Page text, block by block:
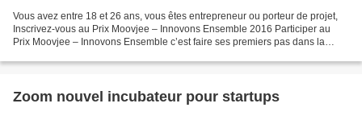
Vous avez entre 18 et 26 ans, vous êtes entrepreneur ou porteur de projet,
Inscrivez-vous au Prix Moovjee – Innovons Ensemble 2016 Participer au
Prix Moovjee – Innovons Ensemble c’est faire ses premiers pas dans la
Zoom nouvel incubateur pour startups